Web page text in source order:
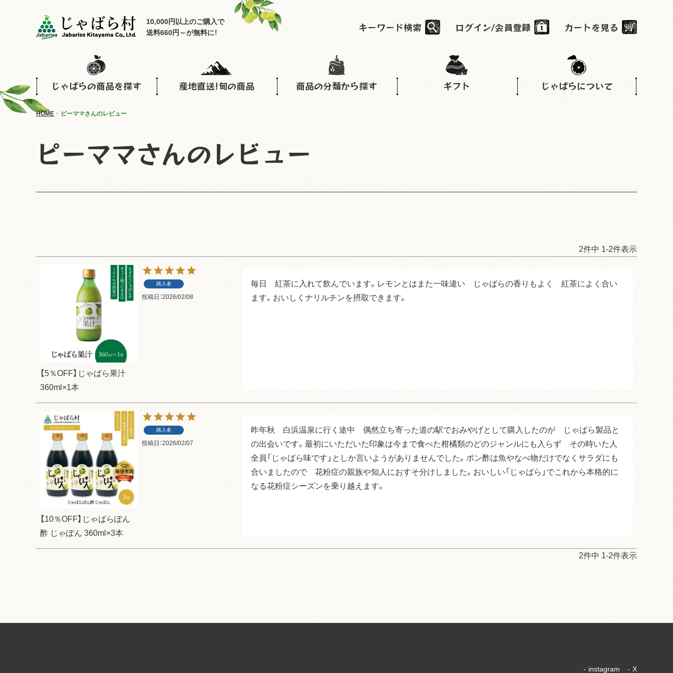
10,000円以上のご購入で
送料660円～が無料に！
キーワード検索 ログイン/会員登録 カートを見る
じゃばらの商品を探す 産地直送!旬の商品 商品の分類から探す ギフト じゃばらについて
HOME ピーママさんのレビュー
ピーママさんのレビュー
2件中 1-2件表示
【5％OFF】じゃばら果汁
360ml×1本
購入者
投稿日 2026/02/08
毎日　紅茶に入れて飲んでいます。レモンとはまた一味違い　じゃばらの香りもよく　紅茶によく合い
ます。おいしくナリルチンを摂取できます。
【10％OFF】じゃばらぽん
酢 じゃぽん 360ml×3本
購入者
投稿日 2026/02/07
昨年秋　白浜温泉に行く途中　偶然立ち寄った道の駅でおみやげとして購入したのが　じゃばら製品と
の出会いです。最初にいただいた印象は今まで食べた柑橘類のどのジャンルにも入らず　その時いた人
全員「じゃばら味です」としか言いようがありませんでした。ポン酢は魚やなべ物だけでなくサラダにも
合いましたので　花粉症の親族や知人におすそ分けしました。おいしい「じゃばら」でこれから本格的に
なる花粉症シーズンを乗り越えます。
2件中 1-2件表示
- instagram - X